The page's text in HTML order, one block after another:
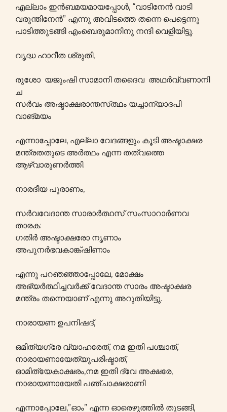
എല്ലാം ഇൻബമയമായപ്പോൾ, “വാടിനേൻ വാടി
വരുന്തിനേൻ” എന്നു അവിടത്തെ തന്നെ പെട്ടെന്നു
പാടിത്തുടങ്ങി എംബെരുമാനിനു നന്ദി വെളിയിട്ടു.
വൃദ്ധ ഹാറീത ശ്രുതി,
രുശോ യജുംഷി സാമാനി തദൈവ അഥര്‍വ്വണാനി
ച
സർവം അഷ്ടാക്ഷരാന്തസ്‌ത്ഥം യച്ചാന്യാദപി
വാങ്മയം
എന്നാപ്പോലേ, എല്ലാ വേദങ്ങളും കൂടി അഷ്ടാക്ഷര
മന്ത്രതതുടെ അർത്ഥം എന്ന തത്വത്തെ
ആഴ്വാരുണർത്തി.
നാരദീയ പുരാണം,
സർവവേദാന്ത സാരാർത്ഥസ് സംസാറാർണവ
താരക:
ഗതിർ അഷ്ടാക്ഷരോ നൃണാം
അപുനർഭവകാങ്ക്ഷിണാം
എന്നു പറഞഞ്ഞാപ്പോലേ, മോക്ഷം
അഭ്യർത്ഥിച്ചവർക്ക് വേദാന്ത സാരം അഷ്ടാക്ഷര
മന്ത്രം തന്നെയാണ് എന്നു അറുതിയിട്ടു.
നാരായണ ഉപനിഷദ്,
ഒമിത്യഗ്രേ വ്യാഹരേത്, നമ ഇതി പശ്ചാത്,
നാരായണായേത്യുപരിഷ്ടാത്,
ഓമിത്യേകാക്ഷരം,നമ ഇതി ദ്വേ അക്ഷരേ,
നാരായണായേതി പഞ്ചാക്ഷരാണി
എന്നാപ്പോലേ,”ഓം” എന്ന ഓരെഴുത്തിൽ തുടങ്ങി,